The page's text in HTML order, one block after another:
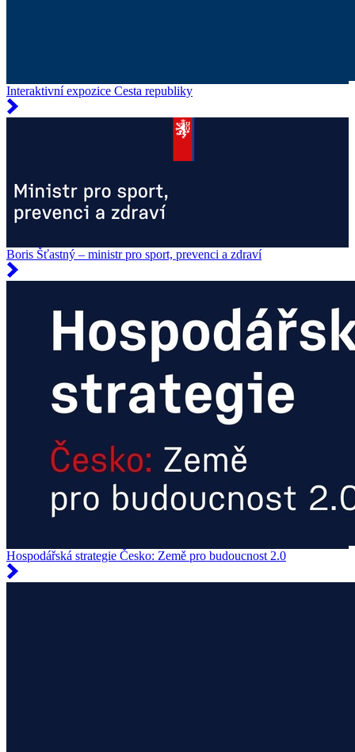
Interaktivní expozice Cesta republiky
Boris Šťastný – ministr pro sport, prevenci a zdraví
Hospodářská strategie Česko: Země pro budoucnost 2.0